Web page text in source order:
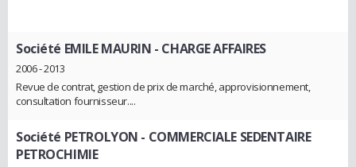
Société EMILE MAURIN - CHARGE AFFAIRES
2006 - 2013
Revue de contrat, gestion de prix de marché, approvisionnement,
consultation fournisseur....
Société PETROLYON - COMMERCIALE SEDENTAIRE
PETROCHIMIE